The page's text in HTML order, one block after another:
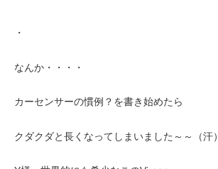
・
なんか・・・・
カーセンサーの慣例？を書き始めたら
クダクダと長くなってしまいました～～（汗）